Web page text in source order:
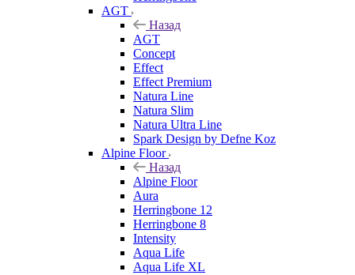
AGT
Назад
AGT
Concept
Effect
Effect Premium
Natura Line
Natura Slim
Natura Ultra Line
Spark Design by Defne Koz
Alpine Floor
Назад
Alpine Floor
Aura
Herringbone 12
Herringbone 8
Intensity
Aqua Life
Aqua Life XL